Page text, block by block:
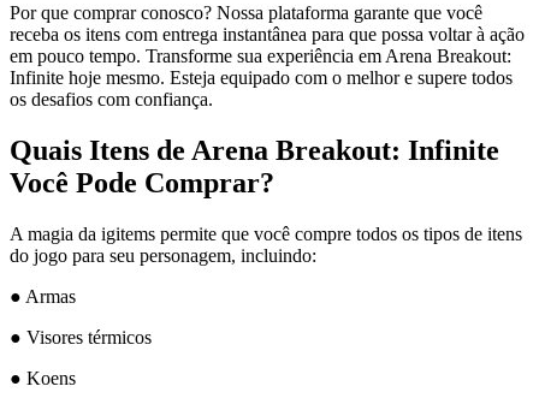
Por que comprar conosco? Nossa plataforma garante que você
receba os itens com entrega instantânea para que possa voltar à ação
em pouco tempo. Transforme sua experiência em Arena Breakout:
Infinite hoje mesmo. Esteja equipado com o melhor e supere todos
os desafios com confiança.
Quais Itens de Arena Breakout: Infinite
Você Pode Comprar?
A magia da igitems permite que você compre todos os tipos de itens
do jogo para seu personagem, incluindo:
● Armas
● Visores térmicos
● Koens